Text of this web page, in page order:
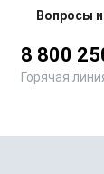
Вопросы
8 800
Горячая